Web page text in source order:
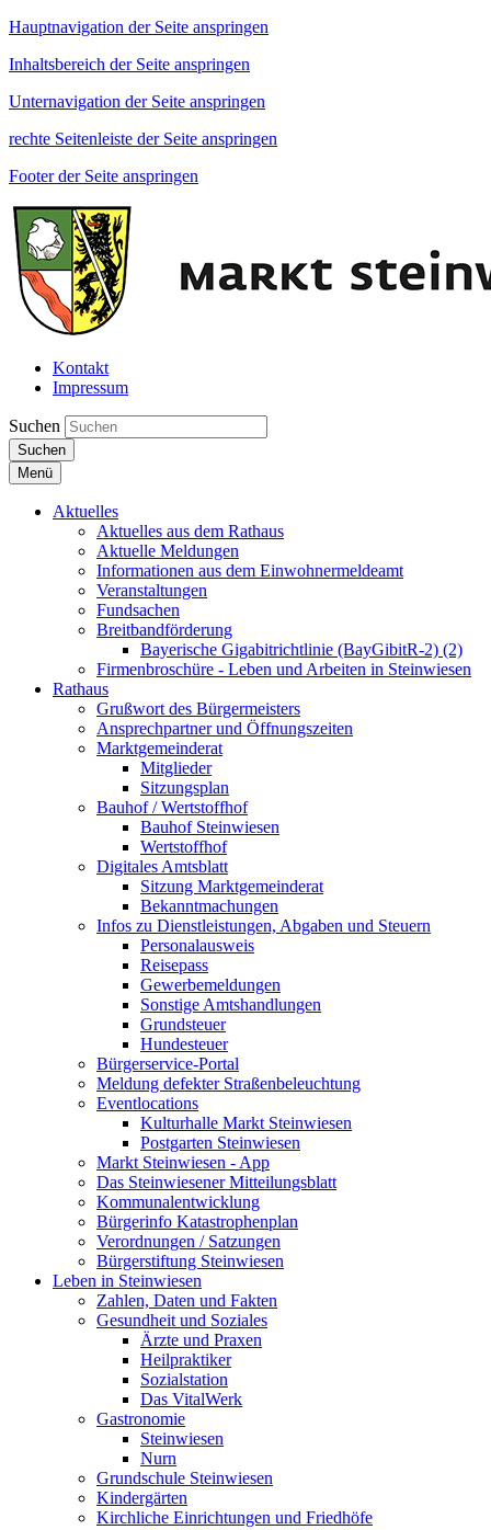
Hauptnavigation der Seite anspringen
Inhaltsbereich der Seite anspringen
Unternavigation der Seite anspringen
rechte Seitenleiste der Seite anspringen
Footer der Seite anspringen
Kontakt
Impressum
Suchen
Suchen
Menü
Aktuelles
Aktuelles aus dem Rathaus
Aktuelle Meldungen
Informationen aus dem Einwohnermeldeamt
Veranstaltungen
Fundsachen
Breitbandförderung
Bayerische Gigabitrichtlinie (BayGibitR-2) (2)
Firmenbroschüre - Leben und Arbeiten in Steinwiesen
Rathaus
Grußwort des Bürgermeisters
Ansprechpartner und Öffnungszeiten
Marktgemeinderat
Mitglieder
Sitzungsplan
Bauhof / Wertstoffhof
Bauhof Steinwiesen
Wertstoffhof
Digitales Amtsblatt
Sitzung Marktgemeinderat
Bekanntmachungen
Infos zu Dienstleistungen, Abgaben und Steuern
Personalausweis
Reisepass
Gewerbemeldungen
Sonstige Amtshandlungen
Grundsteuer
Hundesteuer
Bürgerservice-Portal
Meldung defekter Straßenbeleuchtung
Eventlocations
Kulturhalle Markt Steinwiesen
Postgarten Steinwiesen
Markt Steinwiesen - App
Das Steinwiesener Mitteilungsblatt
Kommunalentwicklung
Bürgerinfo Katastrophenplan
Verordnungen / Satzungen
Bürgerstiftung Steinwiesen
Leben in Steinwiesen
Zahlen, Daten und Fakten
Gesundheit und Soziales
Ärzte und Praxen
Heilpraktiker
Sozialstation
Das VitalWerk
Gastronomie
Steinwiesen
Nurn
Grundschule Steinwiesen
Kindergärten
Kirchliche Einrichtungen und Friedhöfe